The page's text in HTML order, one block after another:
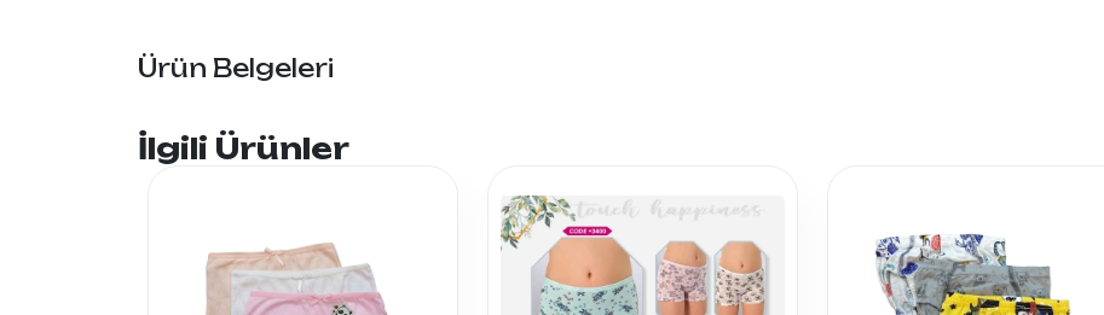
Ürün Belgeleri
İlgili Ürünler